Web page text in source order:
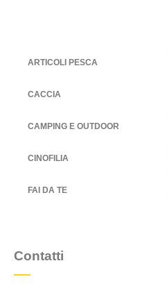
ARTICOLI PESCA
CACCIA
CAMPING E OUTDOOR
CINOFILIA
FAI DA TE
Contatti